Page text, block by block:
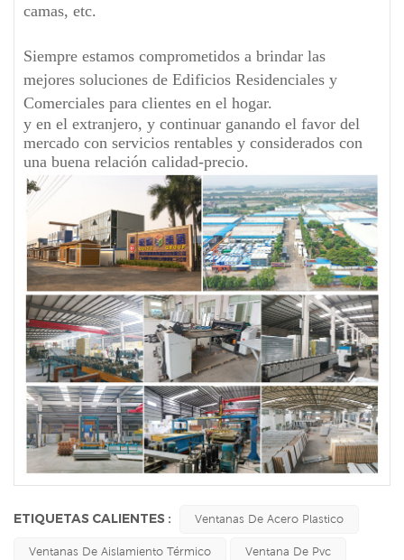
camas, etc.
Siempre estamos comprometidos a brindar las
mejores soluciones de Edificios Residenciales y
Comerciales para clientes en el hogar.
y en el extranjero, y continuar ganando el favor del
mercado con servicios rentables y considerados con
una buena relación calidad-precio.
ETIQUETAS CALIENTES : Ventanas De Acero Plastico
Ventanas De Aislamiento Térmico Ventana De Pvc